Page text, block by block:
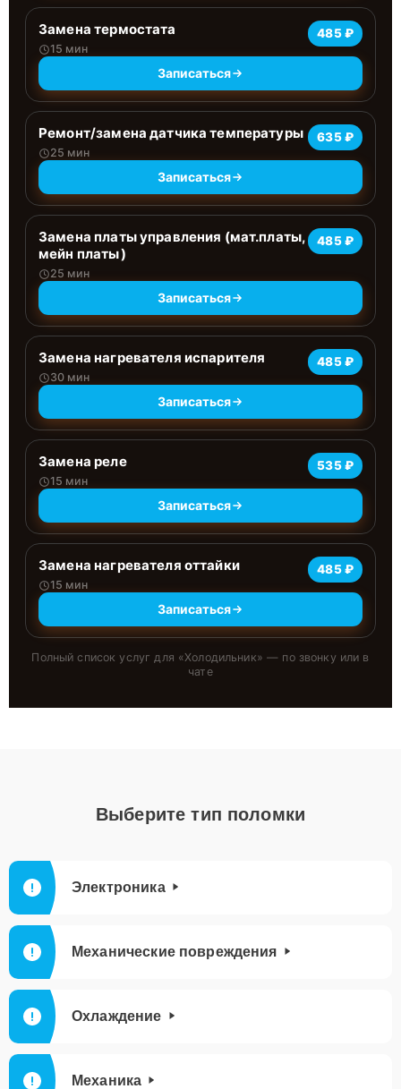
Замена термостата
15 мин
485 ₽
Записаться
Ремонт/замена датчика температуры
25 мин
635 ₽
Записаться
Замена платы управления (мат.платы,
мейн платы)
25 мин
485 ₽
Записаться
Замена нагревателя испарителя
30 мин
485 ₽
Записаться
Замена реле
15 мин
535 ₽
Записаться
Замена нагревателя оттайки
15 мин
485 ₽
Записаться
Полный список услуг для «Холодильник» — по звонку или в
чате
Выберите тип поломки
Электроника
Механические повреждения
Охлаждение
Механика